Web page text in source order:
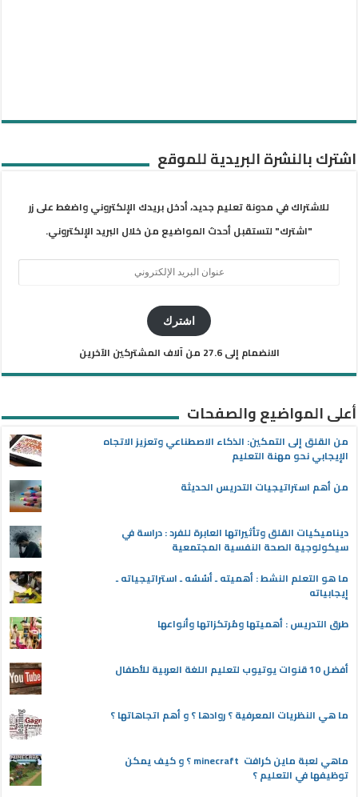
اشترك بالنشرة البريدية للموقع
للاشتراك في مدونة تعليم جديد، أدخل بريدك الإلكتروني واضغط على زر
"اشترك" لتستقبل أحدث المواضيع من خلال البريد الإلكتروني.
اشترك
الانضمام إلى 27.6 من آلاف المشتركين الآخرين
أعلى المواضيع والصفحات
من القلق إلى التمكين: الذكاء الاصطناعي وتعزيز الاتجاه
الإيجابي نحو مهنة التعليم
من أهم استراتيجيات التدريس الحديثة
ديناميكيات القلق وتأثيراتها العابرة للفرد : دراسة في
سيكولوجية الصحة النفسية المجتمعية
ما هو التعلم النشط : أهميته ـ أسُسُه ـ استراتيجياته ـ
إيجابياته
طرق التدريس : أهميتها ومُرتكزاتها وأنواعها
أفضل 10 قنوات يوتيوب لتعليم اللغة العربية للأطفال
ما هي النظريات المعرفية ؟ روادها ؟ و أهم اتجاهاتها ؟
ماهي لعبة ماين كرافت minecraft ؟ و كيف يمكن
توظيفها في التعليم ؟